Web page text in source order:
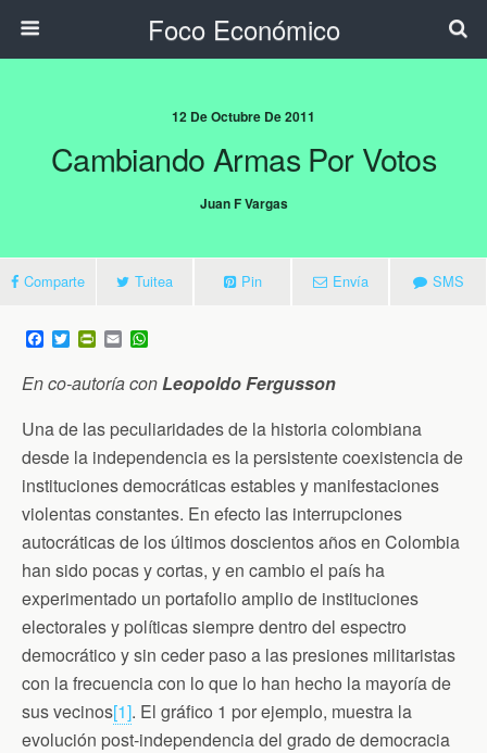
Foco Económico
12 De Octubre De 2011
Cambiando Armas Por Votos
Juan F Vargas
Comparte Tuitea Pin Envía SMS
F
a
e
o
o
k
T
w
t
e
r
P
n
F
r
i
e
n
d
y
E
m
i t
A
p
p
En co-autoría conLeopoldo Fergusson
Una de las peculiaridades de la historia colombiana
desde la independencia es la persistente coexistencia de
instituciones democráticas estables y manifestaciones
violentas constantes. En efecto las interrupciones
autocráticas de los últimos doscientos años en Colombia
han sido pocas y cortas, y en cambio el país ha
experimentado un portafolio amplio de instituciones
electorales y políticas siempre dentro del espectro
democrático y sin ceder paso a las presiones militaristas
con la frecuencia con lo que lo han hecho la mayoría de
sus vecinos[1]. El gráfico 1 por ejemplo, muestra la
evolución post-independencia del grado de democracia